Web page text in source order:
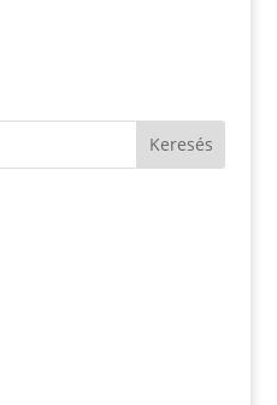
Keresés